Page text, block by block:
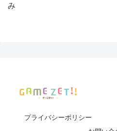
み
プライバシーポリシー